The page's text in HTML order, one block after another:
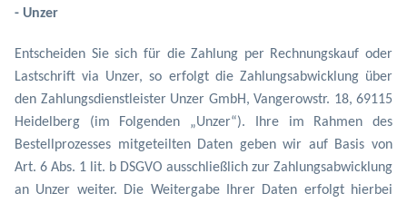
- Unzer
Entscheiden Sie sich für die Zahlung per Rechnungskauf oder
Lastschrift via Unzer, so erfolgt die Zahlungsabwicklung über
den Zahlungsdienstleister Unzer GmbH, Vangerowstr. 18, 69115
Heidelberg
(im Folgenden „Unzer“). Ihre im Rahmen des
Bestellprozesses mitgeteilten Daten geben wir auf Basis von
Art. 6 Abs. 1 lit. b DSGVO ausschließlich zur Zahlungsabwicklung
an Unzer weiter. Die Weitergabe Ihrer Daten erfolgt hierbei